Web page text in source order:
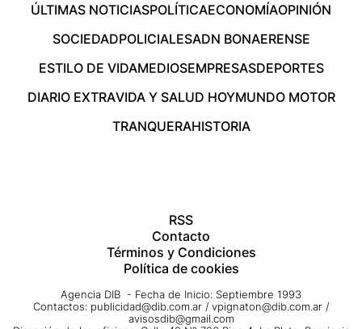
ÚLTIMAS NOTICIASPOLÍTICAECONOMÍAOPINIÓN
SOCIEDADPOLICIALESADN BONAERENSE
ESTILO DE VIDAMEDIOSEMPRESASDEPORTES
DIARIO EXTRAVIDA Y SALUD HOYMUNDO MOTOR
TRANQUERAHISTORIA
RSS
Contacto
Términos y Condiciones
Política de cookies
Agencia DIB - Fecha de Inicio: Septiembre 1993
Contactos: publicidad@dib.com.ar / vpignaton@dib.com.ar /
avisosdib@gmail.com